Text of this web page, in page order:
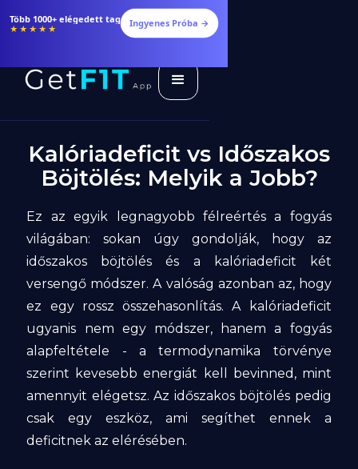
Több 1000+ elégedett tag
★★★★★ Ingyenes Próba →
Kalóriadeficit vs Időszakos
Böjtölés: Melyik a Jobb?
Ez az egyik legnagyobb félreértés a fogyás
világában: sokan úgy gondolják, hogy az
időszakos böjtölés és a kalóriadeficit két
versengő módszer. A valóság azonban az, hogy
ez egy rossz összehasonlítás. A kalóriadeficit
ugyanis nem egy módszer, hanem a fogyás
alapfeltétele - a termodynamika törvénye
szerint kevesebb energiát kell bevinned, mint
amennyit elégetsz. Az időszakos böjtölés pedig
csak egy eszköz, ami segíthet ennek a
deficitnek az elérésében.